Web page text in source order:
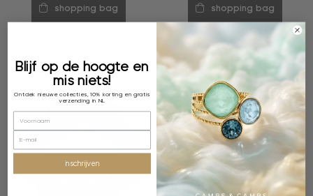
shopping bag shopping bag
Blijf op de hoogte en
mis niets!
Ontdek nieuwe collecties, 10% korting en gratis
verzending in NL
inschrijven